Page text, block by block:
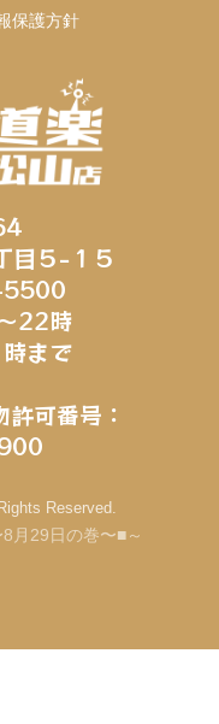
保護方針
目５−１５
22時
まで
可番号：
Reserved.
8月29日の巻〜■～